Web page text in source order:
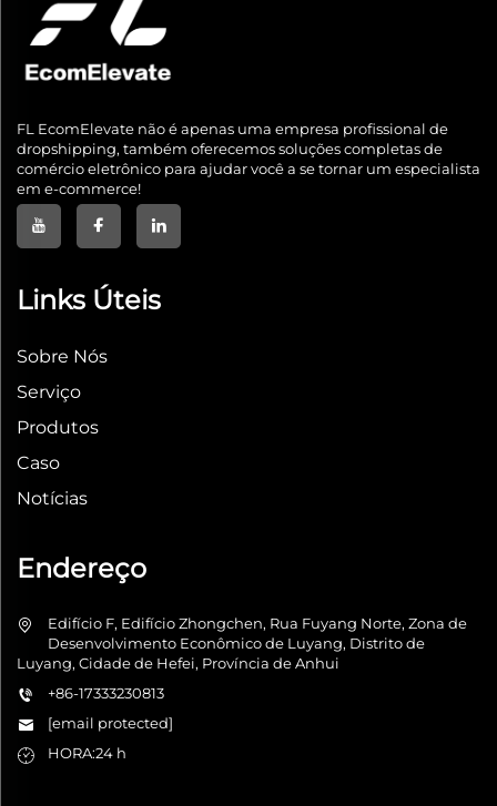
FL EcomElevate não é apenas uma empresa profissional de
dropshipping, também oferecemos soluções completas de
comércio eletrônico para ajudar você a se tornar um especialista
em e-commerce!
Links Úteis
Sobre Nós
Serviço
Produtos
Caso
Notícias
Endereço
Edifício F, Edifício Zhongchen, Rua Fuyang Norte, Zona de
Desenvolvimento Econômico de Luyang, Distrito de
Luyang, Cidade de Hefei, Província de Anhui
+86-17333230813
[email protected]
HORA:24 h